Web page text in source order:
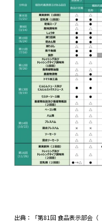
出典：「第81回 食品表示部会（